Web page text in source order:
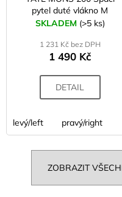
pytel duté vlákno M
SKLADEM (>5 ks)
1 231 Kč bez DPH
1 490 Kč
DETAIL
levý/left pravý/right
ZOBRAZIT